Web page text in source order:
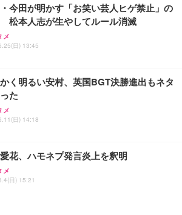
今田が明かす「お笑い芸人ヒゲ禁止」の
松本人志が生やしてルール消滅
メ
日) 13:45
く明るい安村、英国BGT決勝進出もネタ
た
メ
日) 14:18
花、ハモネプ発言炎上を釈明
メ
日) 15:21